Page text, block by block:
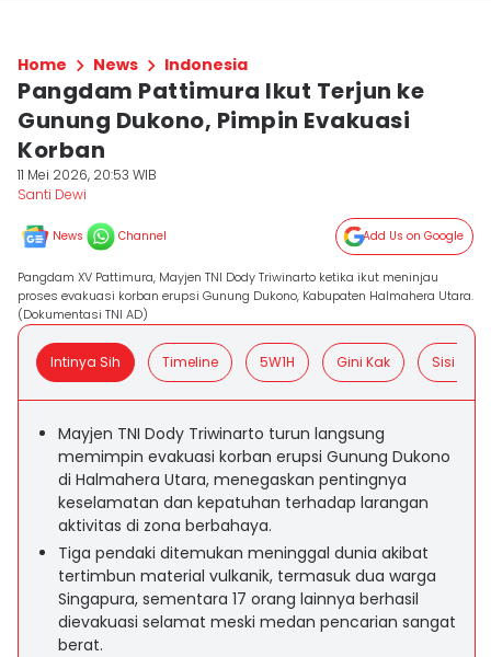
Home News Indonesia
Pangdam Pattimura Ikut Terjun ke
Gunung Dukono, Pimpin Evakuasi
Korban
11 Mei 2026, 20:53 WIB
Santi Dewi
News Channel Add Us on Google
Pangdam XV Pattimura, Mayjen TNI Dody Triwinarto ketika ikut meninjau
proses evakuasi korban erupsi Gunung Dukono, Kabupaten Halmahera Utara.
(Dokumentasi TNI AD)
Intinya Sih Timeline 5W1H Gini Kak Sisi
Mayjen TNI Dody Triwinarto turun langsung
memimpin evakuasi korban erupsi Gunung Dukono
di Halmahera Utara, menegaskan pentingnya
keselamatan dan kepatuhan terhadap larangan
aktivitas di zona berbahaya.
Tiga pendaki ditemukan meninggal dunia akibat
tertimbun material vulkanik, termasuk dua warga
Singapura, sementara 17 orang lainnya berhasil
dievakuasi selamat meski medan pencarian sangat
berat.